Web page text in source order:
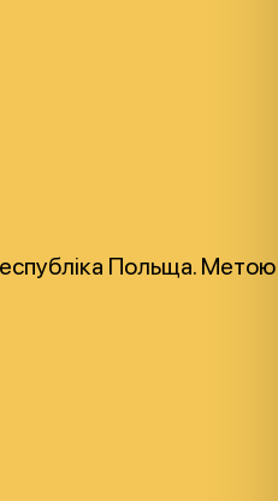
Польща.